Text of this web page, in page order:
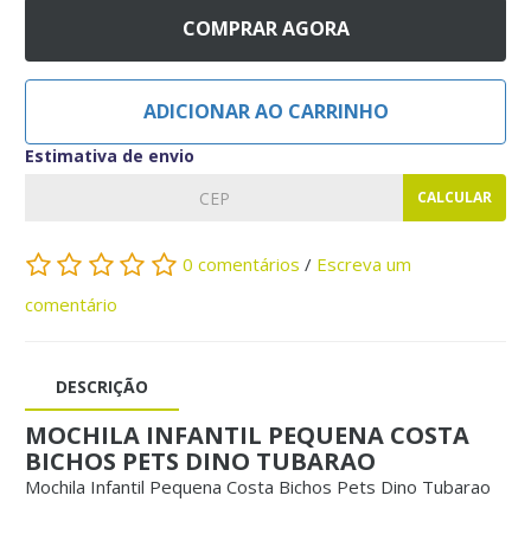
COMPRAR AGORA
ADICIONAR AO CARRINHO
Estimativa de envio
CALCULAR
0 comentários / Escreva um
comentário
DESCRIÇÃO
MOCHILA INFANTIL PEQUENA COSTA
BICHOS PETS DINO TUBARAO
Mochila Infantil Pequena Costa Bichos Pets Dino Tubarao